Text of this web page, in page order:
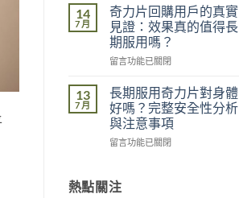
有
多
大？
醫
學
度
全
面
解
析〉
足
的
五
大
原
你
中
了
幾
個？〉
港
男
性
常
見
虛
症
狀
自
我
指
14
7 月
奇力片回購用戶的真實
見證：效果真的值得長
期服用嗎？
在
力
片
回
購
用
真
留言功能已關閉
13
7 月
長期服用奇力片對身體
好嗎？完整安全性分析
與注意事項
在
服
留言功能已關閉
熱點關注